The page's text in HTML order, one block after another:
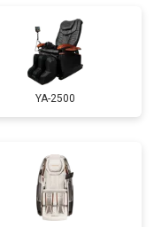
Заказать
от 4500 ₽ Заказать
от 5500 ₽
YA-2500